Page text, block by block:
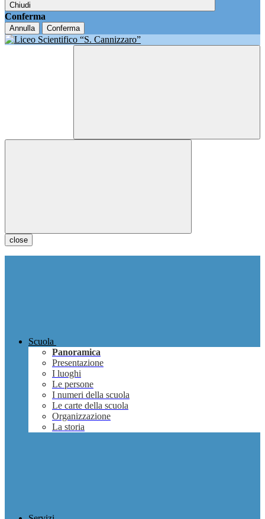
Chiudi
Conferma
Annulla Conferma
close
Scuola
Panoramica
Presentazione
I luoghi
Le persone
I numeri della scuola
Le carte della scuola
Organizzazione
La storia